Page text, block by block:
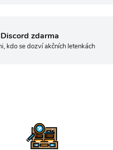
Discord zdarma
kdo se dozví akčních letenkách